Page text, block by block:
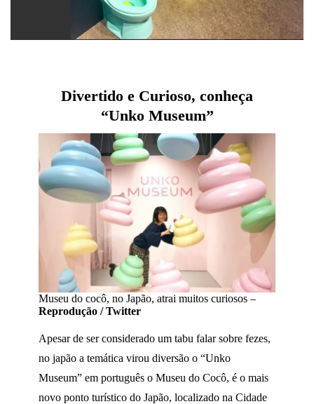
Divertido e Curioso, conheça
“Unko Museum”
Museu do cocô, no Japão, atrai muitos curiosos –
Reprodução / Twitter
Apesar de ser considerado um tabu falar sobre fezes,
no japão a temática virou diversão o “Unko
Museum” em português o Museu do Cocô, é o mais
novo ponto turístico do Japão, localizado na Cidade